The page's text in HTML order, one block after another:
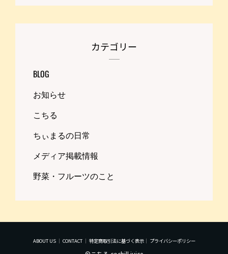
カテゴリー
BLOG
お知らせ
こちる
ちぃまるの日常
メディア掲載情報
野菜・フルーツのこと
ABOUT US｜ CONTACT｜ 特定商取引法に基づく表示｜ プライバシーポリシー